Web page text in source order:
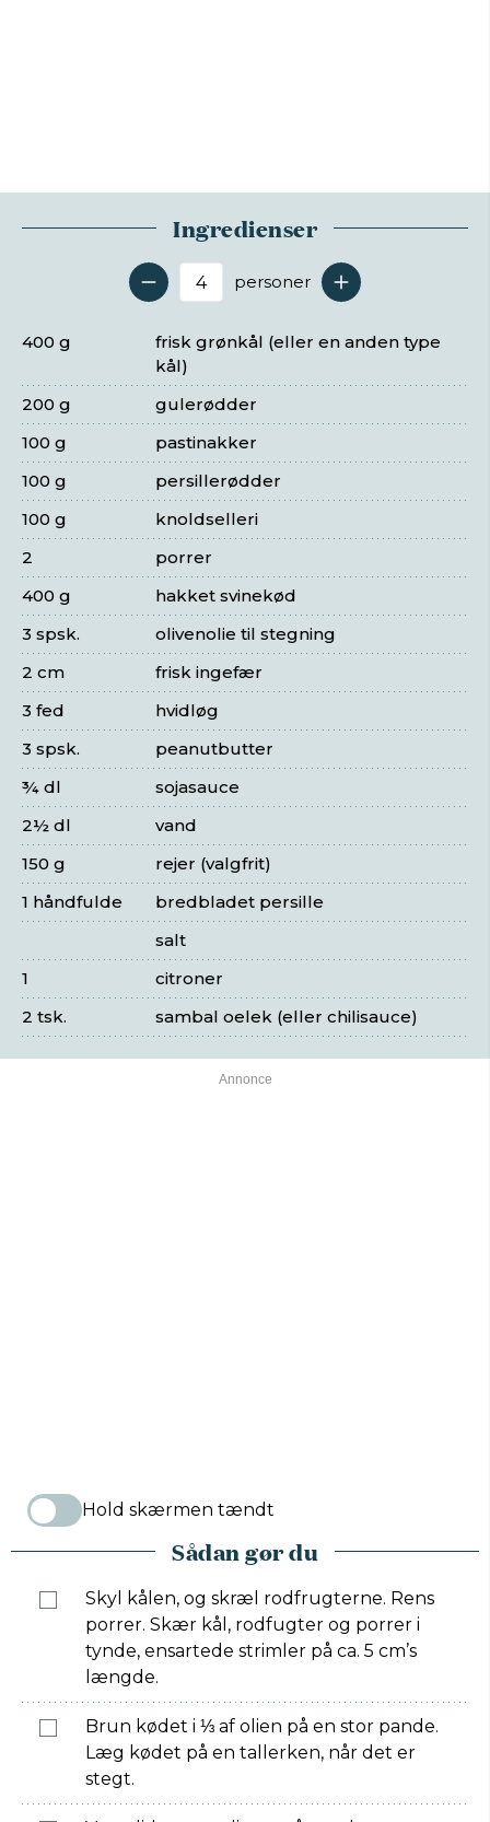
Ingredienser
Antal serveringer
personer
frisk grønkål (eller en anden type
kål)
400 g
gulerødder
200 g
pastinakker
100 g
persillerødder
100 g
knoldselleri
100 g
porrer
2
hakket svinekød
400 g
olivenolie til stegning
3 spsk.
frisk ingefær
2 cm
hvidløg
3 fed
peanutbutter
3 spsk.
sojasauce
¾ dl
vand
2½ dl
rejer (valgfrit)
150 g
bredbladet persille
1 håndfulde
salt
citroner
1
sambal oelek (eller chilisauce)
2 tsk.
Hold skærmen tændt
Sådan gør du
Skyl kålen, og skræl rodfrugterne. Rens
porrer. Skær kål, rodfugter og porrer i
tynde, ensartede strimler på ca. 5 cm’s
længde.
Brun kødet i ⅓ af olien på en stor pande.
Læg kødet på en tallerken, når det er
stegt.